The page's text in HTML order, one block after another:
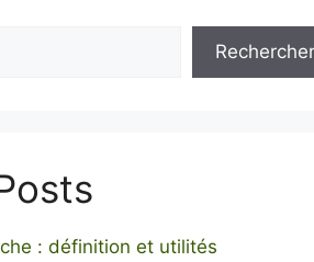
Rechercher
: définition et utilités